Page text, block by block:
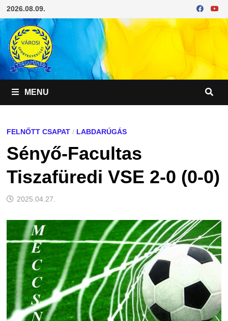
Skip
to
content
2026.08.09.
MENU
FELNŐTT CSAPAT/ LABDARÚGÁS
Sényő-Facultas
Tiszafüredi VSE 2-0 (0-0)
2025.04.27.